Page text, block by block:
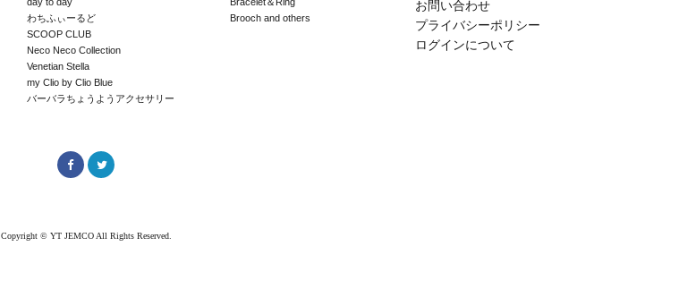
day to day
わちふぃーるど
SCOOP CLUB
Neco Neco Collection
Venetian Stella
my Clio by Clio Blue
バーバラちょうようアクセサリー
Bracelet＆Ring
Brooch and others
お問い合わせ
プライバシーポリシー
ログインについて
Copyright © YT JEMCO All Rights Reserved.